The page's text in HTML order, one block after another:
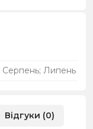
Серпень; Липень
Відгуки (0)